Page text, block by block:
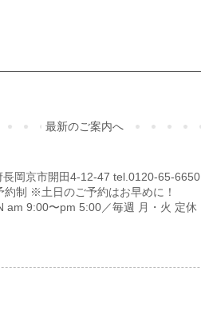
最新のご案内へ
長岡京市開田4-12-47 tel.0120-65-6650
約制 ※土日のご予約はお早めに！
am 9:00〜pm 5:00／毎週 月・火 定休